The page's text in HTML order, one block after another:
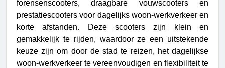
forensenscooters, draagbare vouwscooters en
prestatiescooters voor dagelijks woon-werkverkeer en
korte afstanden. Deze scooters zijn klein en
gemakkelijk te rijden, waardoor ze een uitstekende
keuze zijn om door de stad te reizen, het dagelijkse
woon-werkverkeer te vereenvoudigen en flexibiliteit te